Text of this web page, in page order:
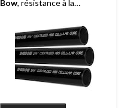
Bow, résistance à la